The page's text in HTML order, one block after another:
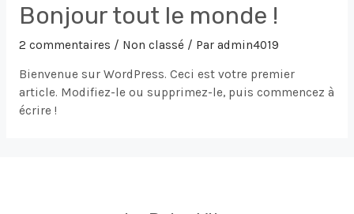
Bonjour tout le monde !
2 commentaires / Non classé/ Par admin4019
Bienvenue sur WordPress. Ceci est votre premier
article. Modifiez-le ou supprimez-le, puis commencez à
écrire !